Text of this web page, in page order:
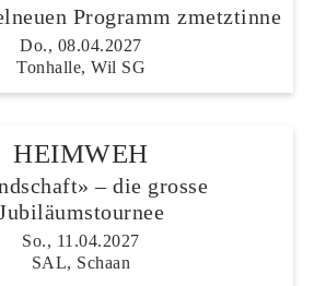
Programm zmetztinne
Do., 08.04.2027
Tonhalle, Wil SG
HEIMWEH
– die grosse
So., 11.04.2027
SAL, Schaan